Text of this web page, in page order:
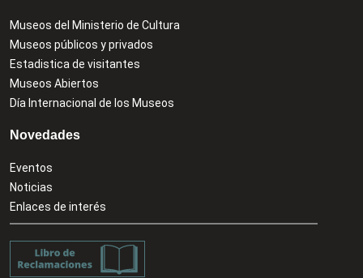
Museos del Ministerio de Cultura
Museos públicos y privados
Estadistica de visitantes
Museos Abiertos
Día Internacional de los Museos
Novedades
Eventos
Noticias
Enlaces de interés